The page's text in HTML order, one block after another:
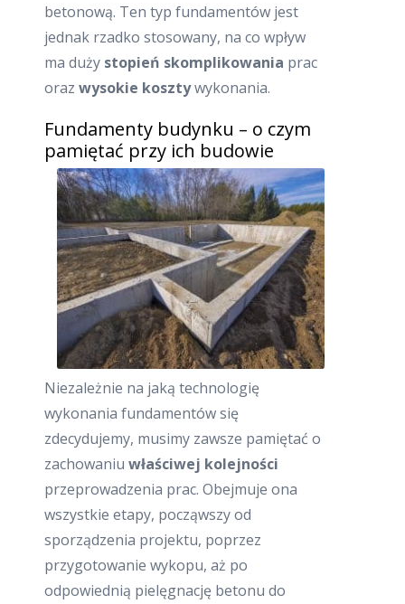
betonową. Ten typ fundamentów jest
jednak rzadko stosowany, na co wpływ
ma duży stopień skomplikowania prac
oraz wysokie kosztywykonania.
Fundamenty budynku – o czym
pamiętać przy ich budowie
Niezależnie na jaką technologię
wykonania fundamentów się
zdecydujemy, musimy zawsze pamiętać o
zachowaniu właściwej kolejności
przeprowadzenia prac. Obejmuje ona
wszystkie etapy, począwszy od
sporządzenia projektu, poprzez
przygotowanie wykopu, aż po
odpowiednią pielęgnację betonu do